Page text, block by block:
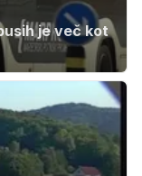
je več kot